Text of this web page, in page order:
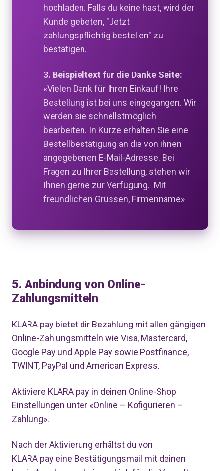
hochladen. Falls du keine hast, wird der
Kunde gebeten, "Jetzt
zahlungspflichtig bestellen" zu
bestätigen.
3. Beispieltext für die Danke Seite:
«Vielen Dank für Ihren Einkauf! Ihre
Bestellung ist bei uns eingegangen. Wir
werden sie schnellstmöglich
bearbeiten. In Kürze erhalten Sie eine
Bestellbestätigung an die von ihnen
angegebenen E-Mail-Adresse. Bei
Fragen zu Ihrer Bestellung, stehen wir
Ihnen gerne zur Verfügung. Mit
freundlichen Grüssen, Firmenname»
5. Anbindung von Online-
Zahlungsmitteln
KLARA pay bietet dir Bezahlung mit allen gängigen
Online-Zahlungsmitteln wie Visa, Mastercard,
Google Pay und Apple Pay sowie Postfinance,
TWINT, PayPal und American Express.
Aktiviere KLARA pay in deinen Online-Shop
Einstellungen unter «Online – Kofigurieren –
Zahlung».
Nach der Aktivierung erhältst du von
KLARA pay eine Bestätigungsmail mit deinen